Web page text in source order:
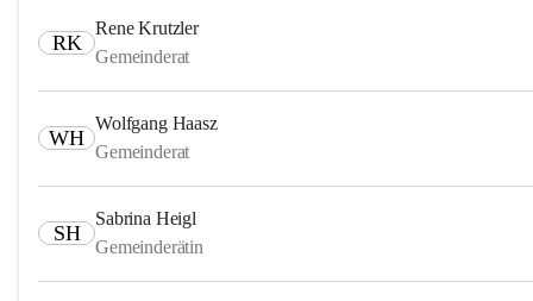
RK
Rene Krutzler
Gemeinderat
WH
Wolfgang Haasz
Gemeinderat
SH
Sabrina Heigl
Gemeinderätin